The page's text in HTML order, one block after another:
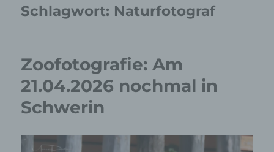
Schlagwort: Naturfotograf
Zoofotografie: Am
21.04.2026 nochmal in
Schwerin